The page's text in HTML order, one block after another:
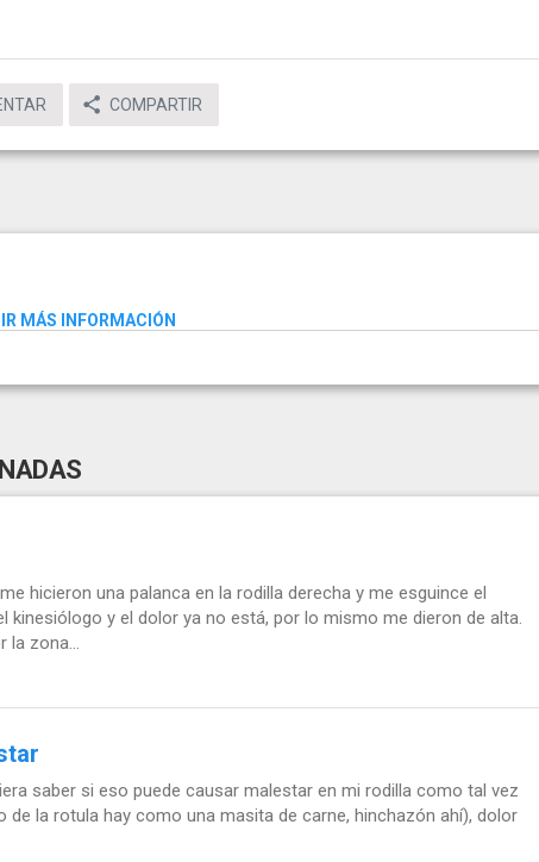
COMPARTIR
MÁS INFORMACIÓN
hicieron una palanca en la rodilla derecha y me esguince el
kinesiólogo y el dolor ya no está, por lo mismo me dieron de alta.
la zona...
saber si eso puede causar malestar en mi rodilla como tal vez
de la rotula hay como una masita de carne, hinchazón ahí), dolor